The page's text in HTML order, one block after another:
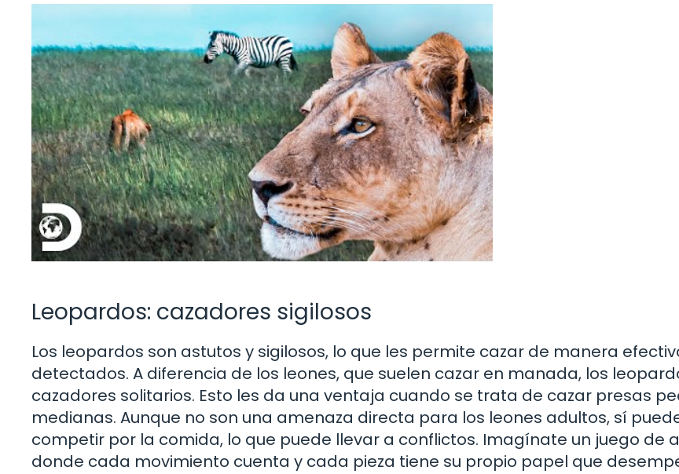
Leopardos: cazadores sigilosos
Los leopardos son astutos y sigilosos, lo que les permite cazar de manera
detectados. A diferencia de los leones, que suelen cazar en manada, los
cazadores solitarios. Esto les da una ventaja cuando se trata de cazar presas
medianas. Aunque no son una amenaza directa para los leones adultos, sí
competir por la comida, lo que puede llevar a conflictos. Imagínate un juego de
donde cada movimiento cuenta y cada pieza tiene su propio papel que